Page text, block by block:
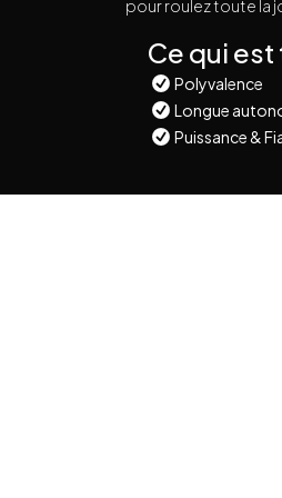
pour roulez toute la
Ce qui
Polyvalence
Longue
Puissance &